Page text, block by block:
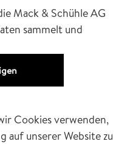
Mack & Schühle AG
sammelt und
Cookies verwenden,
auf unserer Website zu